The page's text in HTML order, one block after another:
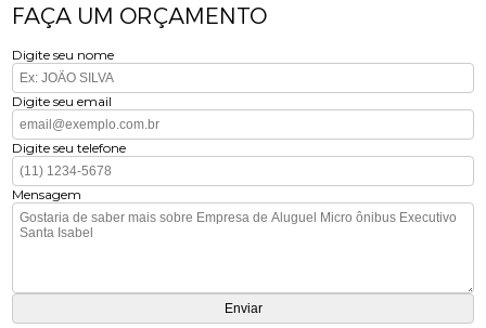
FAÇA UM ORÇAMENTO
Digite seu nome
Digite seu email
Digite seu telefone
Mensagem